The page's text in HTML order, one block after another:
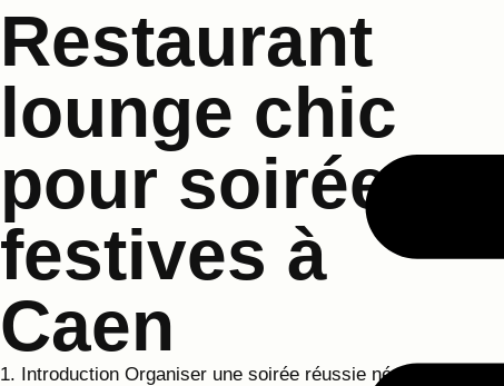
Restaurant
lounge chic
pour soirées
festives à
Caen
1. Introduction Organiser une soirée réussie nécessite un